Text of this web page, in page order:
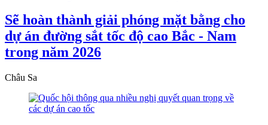
Sẽ hoàn thành giải phóng mặt bằng cho
dự án đường sắt tốc độ cao Bắc - Nam
trong năm 2026
Châu Sa